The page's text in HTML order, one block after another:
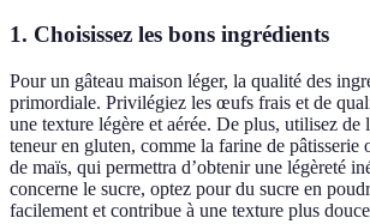
1. Choisissez les bons ingrédients
Pour un gâteau maison léger, la qualité des
primordiale. Privilégiez les œufs frais et de
une texture légère et aérée. De plus, utilisez de
teneur en gluten, comme la farine de pâtisserie
de maïs, qui permettra d’obtenir une légèreté
concerne le sucre, optez pour du sucre en
facilement et contribue à une texture plus